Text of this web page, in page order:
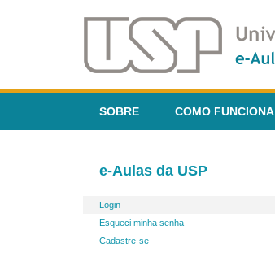
SOBRE COMO FUNCIONA
e-Aulas da USP
Login
Esqueci minha senha
Cadastre-se